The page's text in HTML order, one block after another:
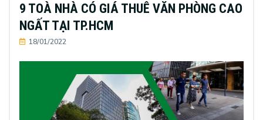
9 TOÀ NHÀ CÓ GIÁ THUÊ VĂN PHÒNG CAO
NGẤT TẠI TP.HCM
18/01/2022